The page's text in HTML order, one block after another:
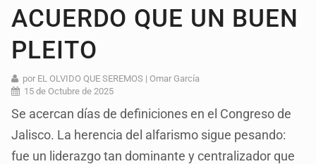
ACUERDO QUE UN BUEN
PLEITO
por EL OLVIDO QUE SEREMOS | Omar García
15 de Octubre de 2025
Se acercan días de definiciones en el Congreso de
Jalisco. La herencia del alfarismo sigue pesando:
fue un liderazgo tan dominante y centralizador que